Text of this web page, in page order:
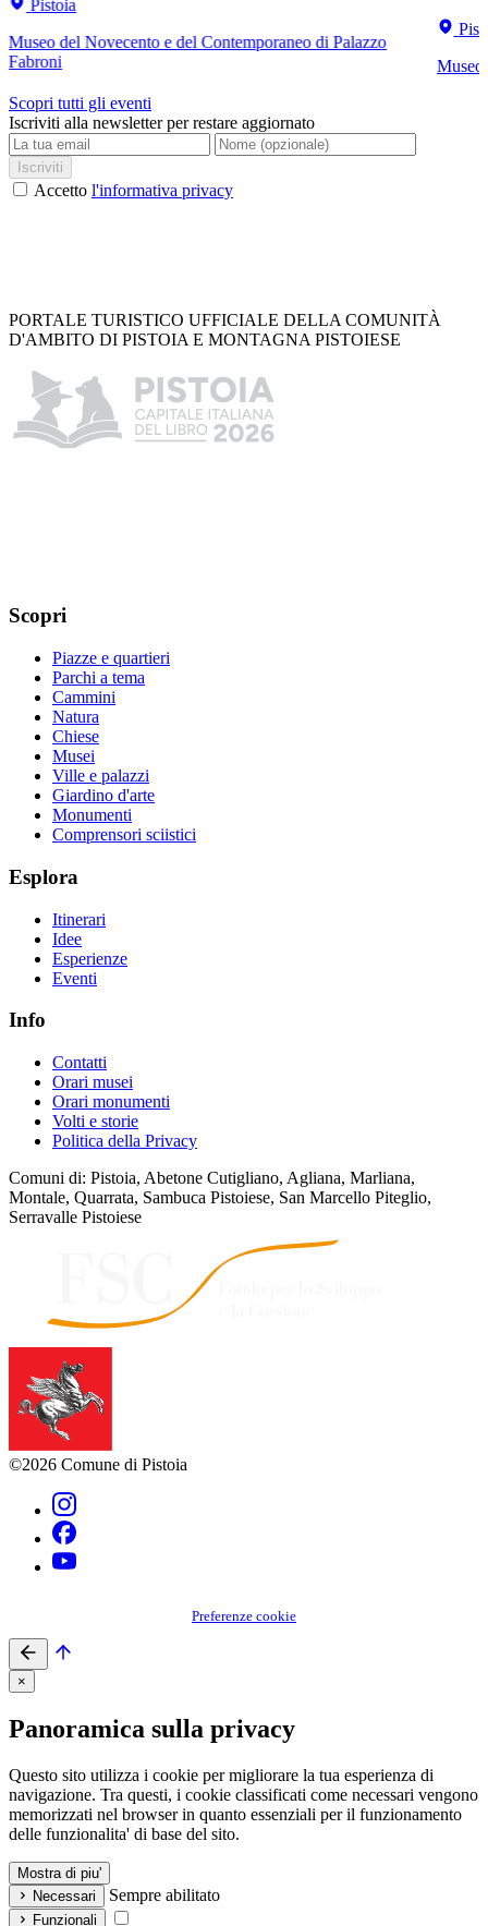
Pistoia
Museo del Novecento e del Contemporaneo di Palazzo
Fabroni
Museo
Scopri tutti gli eventi
Iscriviti alla newsletter per restare aggiornato
Iscriviti
Accetto l'informativa privacy
PORTALE TURISTICO UFFICIALE DELLA COMUNITÀ
D'AMBITO DI PISTOIA E MONTAGNA PISTOIESE
Scopri
Piazze e quartieri
Parchi a tema
Cammini
Natura
Chiese
Musei
Ville e palazzi
Giardino d'arte
Monumenti
Comprensori sciistici
Esplora
Itinerari
Idee
Esperienze
Eventi
Info
Contatti
Orari musei
Orari monumenti
Volti e storie
Politica della Privacy
Comuni di: Pistoia, Abetone Cutigliano, Agliana, Marliana,
Montale, Quarrata, Sambuca Pistoiese, San Marcello Piteglio,
Serravalle Pistoiese
©2026 Comune di Pistoia
Preferenze cookie
×
Panoramica sulla privacy
Questo sito utilizza i cookie per migliorare la tua esperienza di
navigazione. Tra questi, i cookie classificati come necessari vengono
memorizzati nel browser in quanto essenziali per il funzionamento
delle funzionalita' di base del sito.
Mostra di piu'
Necessari
Sempre abilitato
Funzionali